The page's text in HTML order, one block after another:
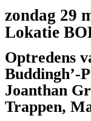
zondag 29
Lokatie
Optredens
Buddingh’-
Joanthan
Trappen,